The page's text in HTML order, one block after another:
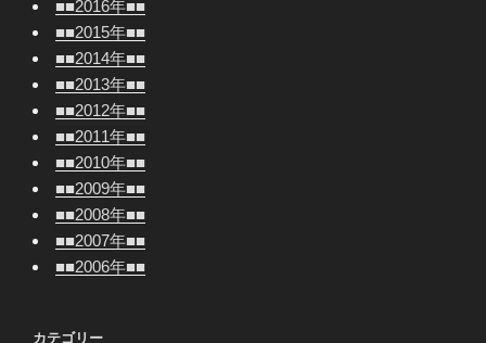
■■2016年■■
■■2015年■■
■■2014年■■
■■2013年■■
■■2012年■■
■■2011年■■
■■2010年■■
■■2009年■■
■■2008年■■
■■2007年■■
■■2006年■■
カテゴリー